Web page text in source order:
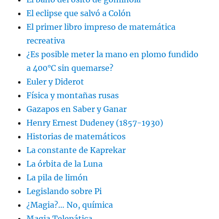
El eclipse que salvó a Colón
El primer libro impreso de matemática
recreativa
¿Es posible meter la mano en plomo fundido
a 400°C sin quemarse?
Euler y Diderot
Física y montañas rusas
Gazapos en Saber y Ganar
Henry Ernest Dudeney (1857-1930)
Historias de matemáticos
La constante de Kaprekar
La órbita de la Luna
La pila de limón
Legislando sobre Pi
¿Magia?… No, química